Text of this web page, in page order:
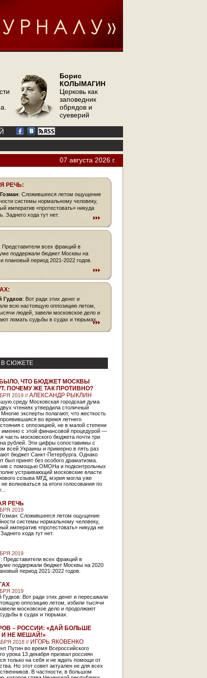
Борис
КОЛЫМАГИН
Церковь как
заповедник
обрядов и
суеверий
07 августа 2026 г.
РЕЧЬ:
: Сложившееся летом ощущение
системы нормальному человеку,
императив «протестовать» никуда
Заднего хода тут нет.
: Представители всех фракций в
поддержали бюджет Москвы на
плановый период 2021-2022 годов.
Гудков: Вот ради этих денег и
всю настоящую оппозицию летом,
людей, завели московское дело и
ломать судьбы в судах и тюрьмах.
В СЮЖЕТЕ
ЧТО БЮДЖЕТ МОСКВЫ
ПОЧЕМУ ЖЕ ТАК ПРОТИВНО?
2019 // АЛЕКСАНДР РЫКЛИН
среду Московская городская дума
чтениях утвердила столичный
эксперты полагают, что жесткость
во время летнего
с оппозицией, не в малой степени
именно с этой финансовой процедурой —
часть московского бюджета почти три
рублей. Эти цифры сопоставимы с
всей Украины и примерно в пять раз
бюджет Санкт-Петербурга. Однако
был принят без особого драматизма.
с помощью ОМОНа и подконтрольных
устраивающий московские власти
созыва МГД, мэрия могла уже
не волноваться за итоги голосования по
РЕЧЬ
2019
Сложившееся летом ощущение
системы нормальному человеку,
императив «протестовать» никуда не
хода тут нет.
2019
Представители всех фракций в
поддержали бюджет Москвы на 2020
период 2021-2022 годов.
2019
Гудков: Вот ради этих денег и пересажали
оппозицию летом, избили тысячи
московское дело и продолжают
в судах и тюрьмах.
– РОССИИ: «ДАЙ БОЛЬШЕ
И НЕ МЕШАЙ!»
2018 // ИГОРЬ ЯКОВЕНКО
Путин во время Всероссийского
урока 13 декабря призвал россиян
только на себя и не ждать помощи от
Но этот совет актуален не для всех
В частности, в большом